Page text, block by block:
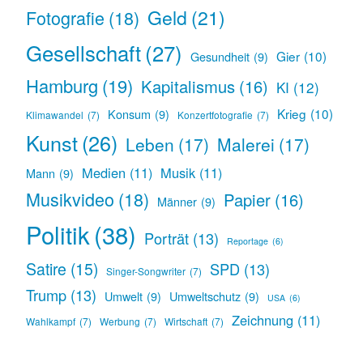
Fotografie (18) Geld (21)
Gesellschaft (27) Gesundheit (9) Gier (10)
Hamburg (19) Kapitalismus (16) KI (12)
Klimawandel (7) Konsum (9) Konzertfotografie (7) Krieg (10)
Kunst(26) Leben (17) Malerei (17)
Mann (9) Medien (11) Musik (11)
Musikvideo (18) Männer (9) Papier (16)
Politik(38) Porträt (13) Reportage (6)
Satire (15) Singer-Songwriter (7) SPD (13)
Trump (13) Umwelt (9) Umweltschutz (9) USA (6)
Wahlkampf (7) Werbung (7) Wirtschaft (7) Zeichnung (11)